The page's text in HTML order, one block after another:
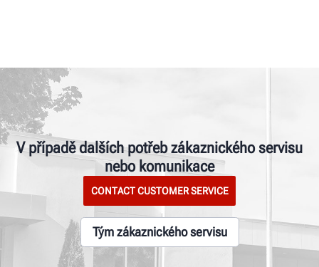
V případě dalších potřeb zákaznického servisu
nebo komunikace
CONTACT CUSTOMER SERVICE
Tým zákaznického servisu